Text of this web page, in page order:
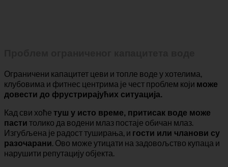
Ограничени капацитет цеви и топле воде у хотелима,
клубовима и фитнес центрима је чест проблем који
довести до фрустрирајућих ситуација.
Кад сви хоће
туш у исто време, притисак воде може
пасти
толико да водени млаз постаје обичан млаз.
Изгубљена је радост туширања, и
гости или чланови су
разочарани . Ово може утицати на задовољство купаца и
нарушити репутацију објекта.